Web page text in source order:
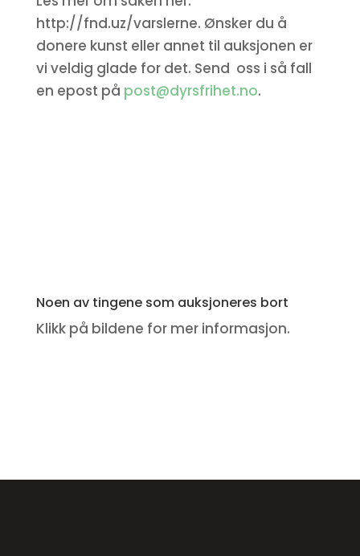
http://fnd.uz/varslerne. Ønsker du å
donere kunst eller annet til auksjonen er
vi veldig glade for det. Send oss i så fall
en epost på post@dyrsfrihet.no.
Noen av tingene som auksjoneres bort
Klikk på bildene for mer informasjon.